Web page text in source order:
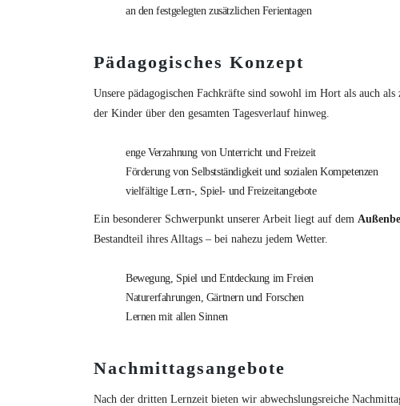
an den festgelegten zusätzlichen Ferientagen
Pädagogisches Konzept
Unsere pädagogischen Fachkräfte sind sowohl im Hort als auch
der Kinder über den gesamten Tagesverlauf hinweg.
enge Verzahnung von Unterricht und Freizeit
Förderung von Selbstständigkeit und sozialen Kompetenzen
vielfältige Lern-, Spiel- und Freizeitangebote
Ein besonderer Schwerpunkt unserer Arbeit liegt auf dem
Bestandteil ihres Alltags – bei nahezu jedem Wetter.
Bewegung, Spiel und Entdeckung im Freien
Naturerfahrungen, Gärtnern und Forschen
Lernen mit allen Sinnen
Nachmittagsangebote
Nach der dritten Lernzeit bieten wir abwechslungsreiche